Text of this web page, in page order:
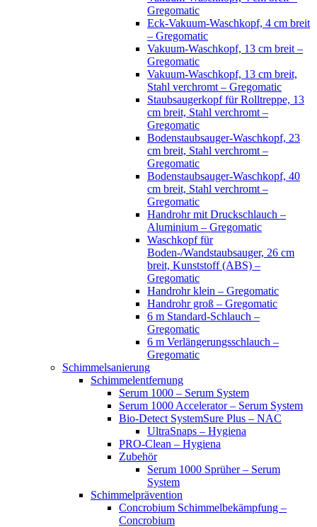
Gregomatic
Eck-Vakuum-Waschkopf, 4 cm breit
– Gregomatic
Vakuum-Waschkopf, 13 cm breit –
Gregomatic
Vakuum-Waschkopf, 13 cm breit,
Stahl verchromt – Gregomatic
Staubsaugerkopf für Rolltreppe, 13
cm breit, Stahl verchromt –
Gregomatic
Bodenstaubsauger-Waschkopf, 23
cm breit, Stahl verchromt –
Gregomatic
Bodenstaubsauger-Waschkopf, 40
cm breit, Stahl verchromt –
Gregomatic
Handrohr mit Druckschlauch –
Aluminium – Gregomatic
Waschkopf für
Boden-/Wandstaubsauger, 26 cm
breit, Kunststoff (ABS) –
Gregomatic
Handrohr klein – Gregomatic
Handrohr groß – Gregomatic
6 m Standard-Schlauch –
Gregomatic
6 m Verlängerungsschlauch –
Gregomatic
Schimmelsanierung
Schimmelentfernung
Serum 1000 – Serum System
Serum 1000 Accelerator – Serum System
Bio-Detect SystemSure Plus – NAC
UltraSnaps – Hygiena
PRO-Clean – Hygiena
Zubehör
Serum 1000 Sprüher – Serum
System
Schimmelprävention
Concrobium Schimmelbekämpfung –
Concrobium